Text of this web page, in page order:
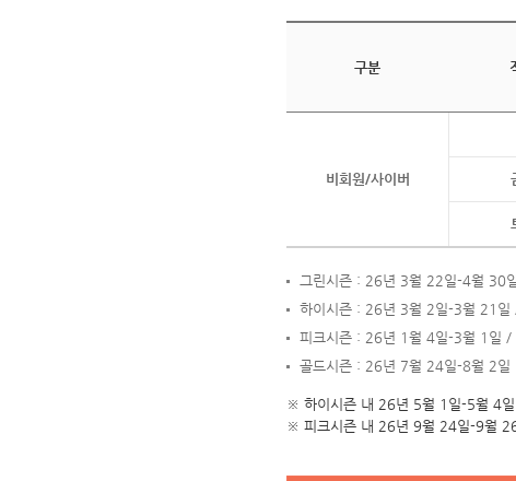
구분
비회원/사이버
그린시즌 : 26년 3월 22일-4월 30
하이시즌 : 26년 3월 2일-3월 21
피크시즌 : 26년 1월 4일-3월 1일
골드시즌 : 26년 7월 24일-8월 2일
※ 하이시즌 내 26년 5월 1일-5월 4
※ 피크시즌 내 26년 9월 24일-9월